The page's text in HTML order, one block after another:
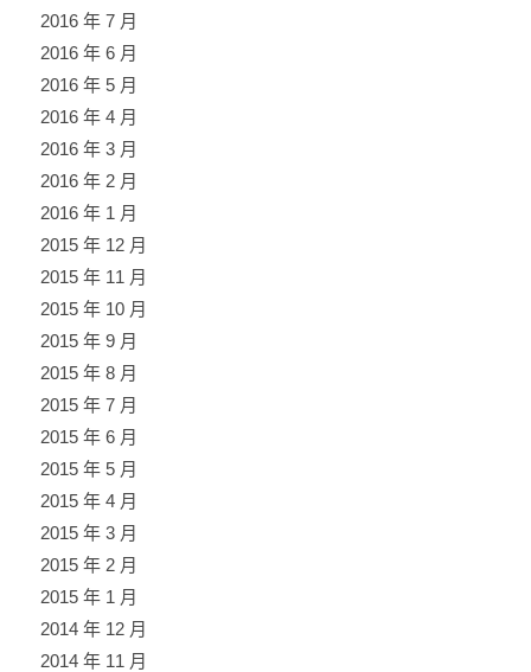
2016 年 7 月
2016 年 6 月
2016 年 5 月
2016 年 4 月
2016 年 3 月
2016 年 2 月
2016 年 1 月
2015 年 12 月
2015 年 11 月
2015 年 10 月
2015 年 9 月
2015 年 8 月
2015 年 7 月
2015 年 6 月
2015 年 5 月
2015 年 4 月
2015 年 3 月
2015 年 2 月
2015 年 1 月
2014 年 12 月
2014 年 11 月